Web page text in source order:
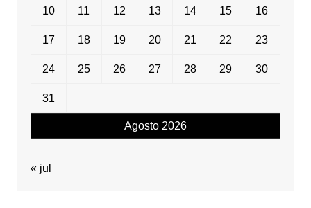
Agosto 2026
10 11 12 13 14 15 16
17 18 19 20 21 22 23
24 25 26 27 28 29 30
31
« jul